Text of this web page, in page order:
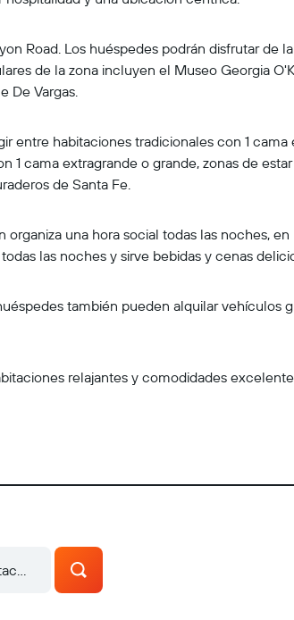
Road. Los huéspedes podrán disfrutar de
de la zona incluyen el Museo Georgia
De Vargas.
entre habitaciones tradicionales con 1
1 cama extragrande o grande, zonas de
de Santa Fe.
una hora social todas las noches,
las noches y sirve bebidas y cenas
también pueden alquilar vehículos
relajantes y comodidades